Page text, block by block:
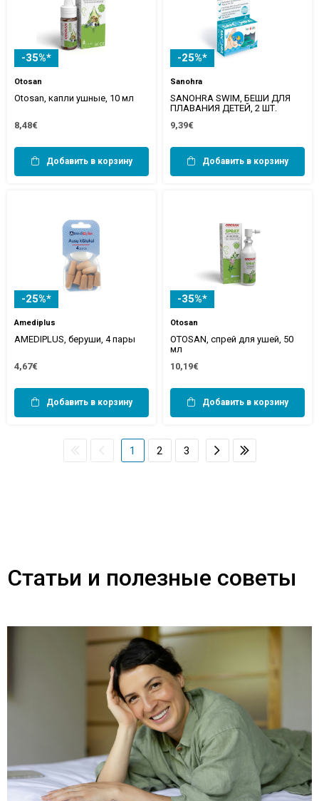
-35%*
Otosan
Otosan, капли ушные, 10 мл
8,48€
Добавить в корзину
-25%*
Sanohra
SANOHRA SWIM, БЕШИ ДЛЯ
ПЛАВАНИЯ ДЕТЕЙ, 2 ШТ.
9,39€
Добавить в корзину
-25%*
Amediplus
AMEDIPLUS, беруши, 4 пары
4,67€
Добавить в корзину
-35%*
Otosan
OTOSAN, спрей для ушей, 50
мл
10,19€
Добавить в корзину
1 2 3
Статьи и полезные советы